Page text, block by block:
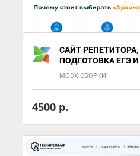
САЙТ
ПОДГОТОВКА ЕГЭ И
MODX СБОРКИ
4500 р.